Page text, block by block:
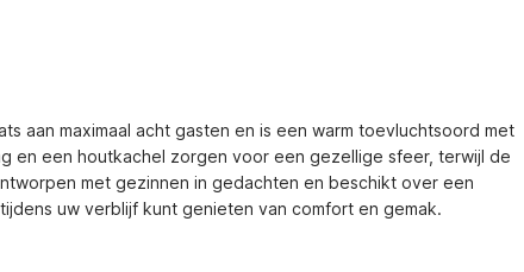
aan maximaal acht gasten en is een warm toevluchtsoord met
en een houtkachel zorgen voor een gezellige sfeer, terwijl de
met gezinnen in gedachten en beschikt over een
uw verblijf kunt genieten van comfort en gemak.